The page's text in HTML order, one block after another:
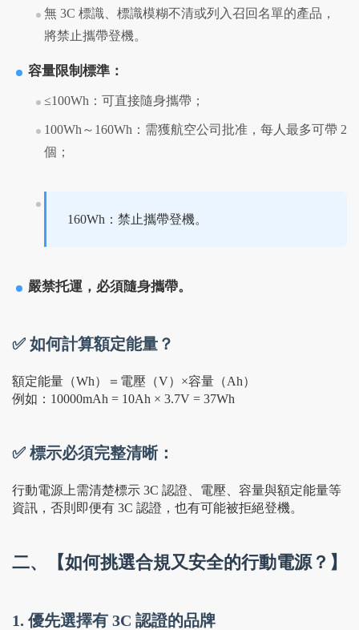
無 3C 標識、標識模糊不清或列入召回名單的產品，
將禁止攜帶登機。
容量限制標準：
≤100Wh：可直接隨身攜帶；
100Wh～160Wh：需獲航空公司批准，每人最多可帶 2
個；
160Wh：禁止攜帶登機。
嚴禁托運，必須隨身攜帶。
✅ 如何計算額定能量？
額定能量（Wh）＝電壓（V）×容量（Ah）
例如：10000mAh = 10Ah × 3.7V = 37Wh
✅ 標示必須完整清晰：
行動電源上需清楚標示 3C 認證、電壓、容量與額定能量等
資訊，否則即便有 3C 認證，也有可能被拒絕登機。
二、【如何挑選合規又安全的行動電源？】
1. 優先選擇有 3C 認證的品牌